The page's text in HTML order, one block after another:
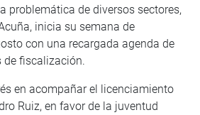
problemática de diversos sectores,
inicia su semana de
con una recargada agenda de
de fiscalización.
en acompañar el licenciamiento
Ruiz, en favor de la juventud